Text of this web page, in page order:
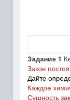
Задание 1
Закон
Дайте
Каждое
Сущность